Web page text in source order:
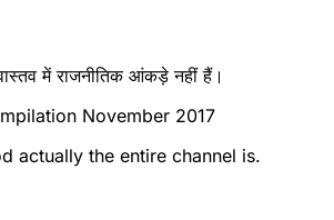
में राजनीतिक आंकड़े नहीं हैं।
November 2017
actually the entire channel is.